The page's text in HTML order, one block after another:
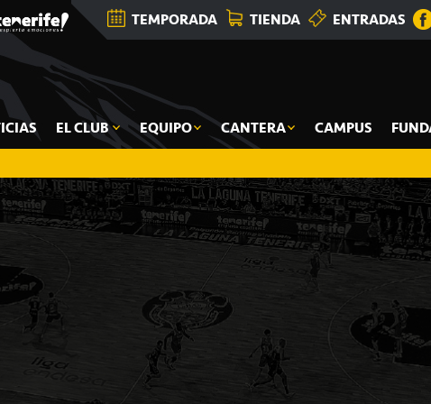
TEMPORADA TIENDA ENTRADAS
EL CLUB EQUIPO CANTERA CAMPUS